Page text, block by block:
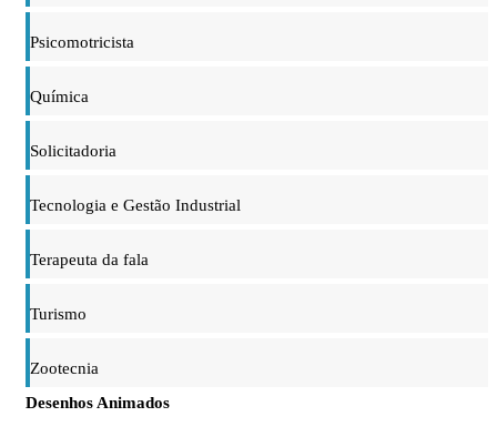
Psicomotricista
Química
Solicitadoria
Tecnologia e Gestão Industrial
Terapeuta da fala
Turismo
Zootecnia
Desenhos Animados